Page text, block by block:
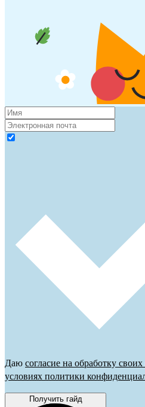
Даю согласие на обработку
условиях политики
Получить гайд